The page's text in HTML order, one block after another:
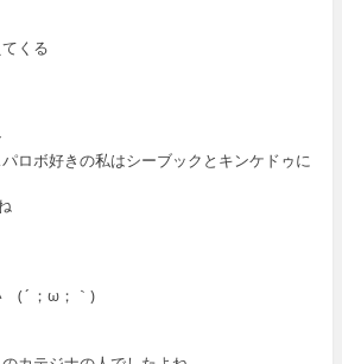
くる
ロボ好きの私はシーブックとキンケドゥに
(´；ω；｀)